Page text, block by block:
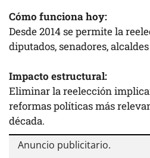
Cómo funciona hoy:
Desde 2014 se permite la
diputados, senadores,
Impacto estructural:
Eliminar la reelección
reformas políticas más
década.